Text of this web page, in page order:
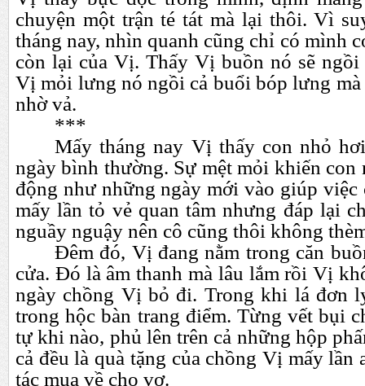
chuyện một trận té tát mà lại thôi. Vì
tháng nay, nhìn quanh cũng chỉ có mình
còn lại của Vị. Thấy Vị buồn nó sẽ
Vị mỏi lưng nó ngồi cả buổi bóp lưng
nhờ vả.
***
Mấy tháng nay Vị thấy con nhỏ
ngày bình thường. Sự mệt mỏi khiến con
động như những ngày mới vào giúp
mấy lần tỏ vẻ quan tâm nhưng đáp lại
nguầy nguậy nên cô cũng thôi không
Đêm đó, Vị đang nằm trong căn
cửa. Đó là âm thanh mà lâu lắm rồi Vị
ngày chồng Vị bỏ đi. Trong khi lá đơn
trong hộc bàn trang điểm. Từng vết bụi
tự khi nào, phủ lên trên cả những hộp
cả đều là quà tặng của chồng Vị mấy lần
tác mua về cho vợ.